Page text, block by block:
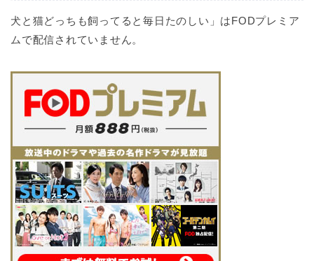
犬と猫どっちも飼ってると毎日たのしい」はFODプレミア
ムで配信されていません。